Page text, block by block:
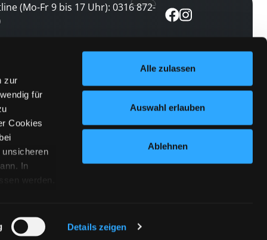
zur
für
Cookies
unsicheren
In
werden.
links
Details zeigen
Alle zulassen
Auswahl erlauben
Ablehnen
(Mo-Fr 9 bis 17 Uhr): 0316 872-
abonnieren
keine Veranstaltung verpassen
abonnieren